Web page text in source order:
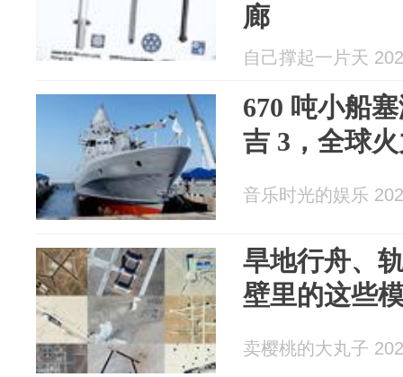
廊
自己撑起一片天
670 吨小船
吉 3，全球
音乐时光的娱乐
旱地行舟、
壁里的这些
卖樱桃的大丸子